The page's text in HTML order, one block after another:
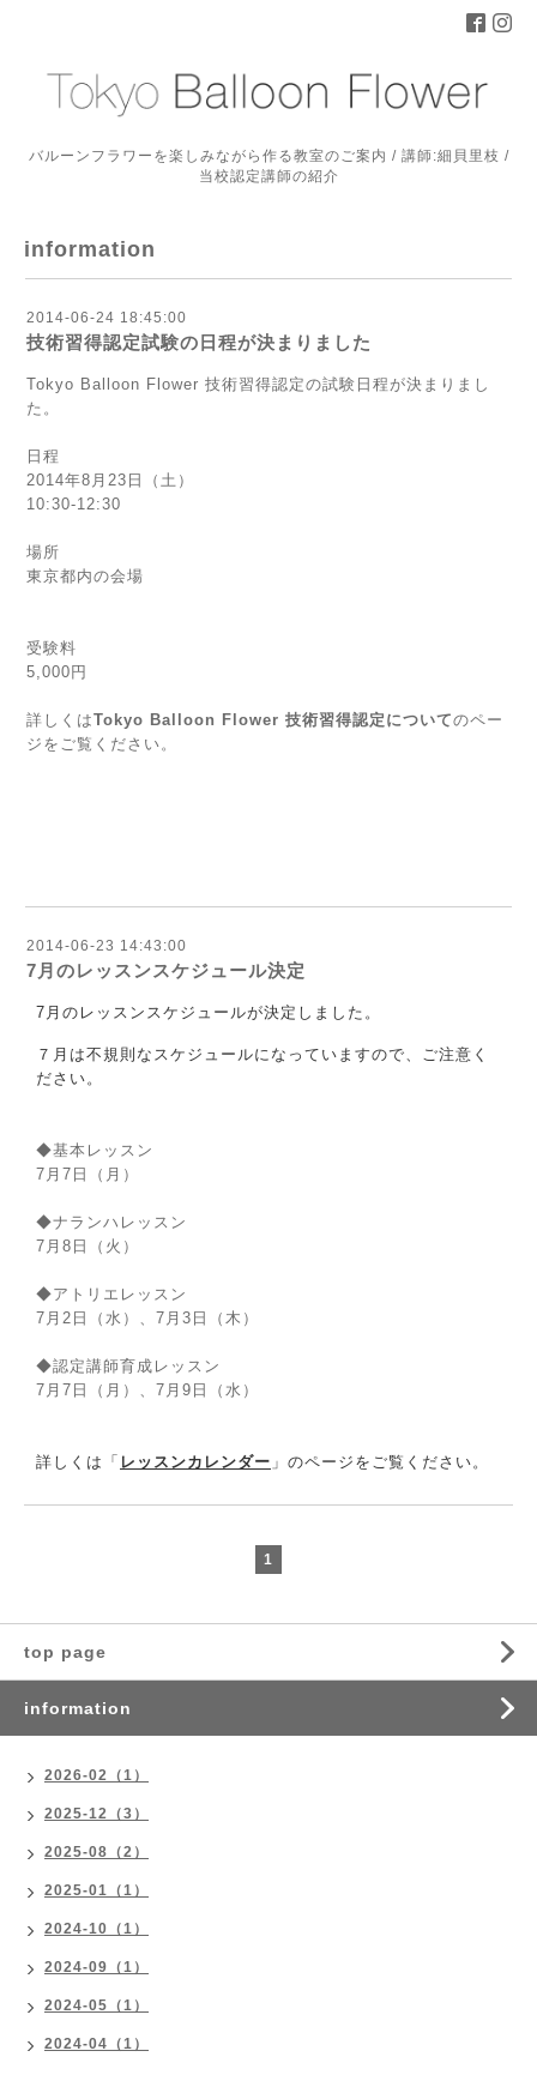
バルーンフラワーを楽しみながら作る教室のご案内 / 講師:細貝里枝 /
当校認定講師の紹介
information
2014-06-24 18:45:00
技術習得認定試験の日程が決まりました
Tokyo Balloon Flower 技術習得認定の試験日程が決まりまし
た。
日程
2014年8月23日（土）
10:30-12:30
場所
東京都内の会場
受験料
5,000円
詳しくはTokyo Balloon Flower 技術習得認定についてのペー
ジをご覧ください。
2014-06-23 14:43:00
7月のレッスンスケジュール決定
7月のレッスンスケジュールが決定しました。
７月は不規則なスケジュールになっていますので、ご注意く
ださい。
◆基本レッスン
7月7日（月）
◆ナランハレッスン
7月8日（火）
◆アトリエレッスン
7月2日（水）、7月3日（木）
◆認定講師育成レッスン
7月7日（月）、7月9日（水）
詳しくは「 レッスンカレンダー 」のページをご覧ください。
1
top page
information
2026-02（1）
2025-12（3）
2025-08（2）
2025-01（1）
2024-10（1）
2024-09（1）
2024-05（1）
2024-04（1）